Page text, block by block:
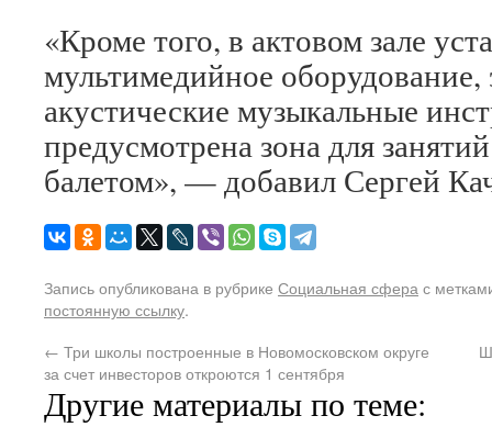
«Кроме того, в актовом зале
мультимедийное оборудование,
акустические музыкальные
предусмотрена зона для
балетом», — добавил Сергей
Запись опубликована в рубрике Социальная сфера с
постоянную ссылку.
← Три школы построенные в Новомосковском округе
за счет инвесторов откроются 1 сентября
Другие материалы по теме: